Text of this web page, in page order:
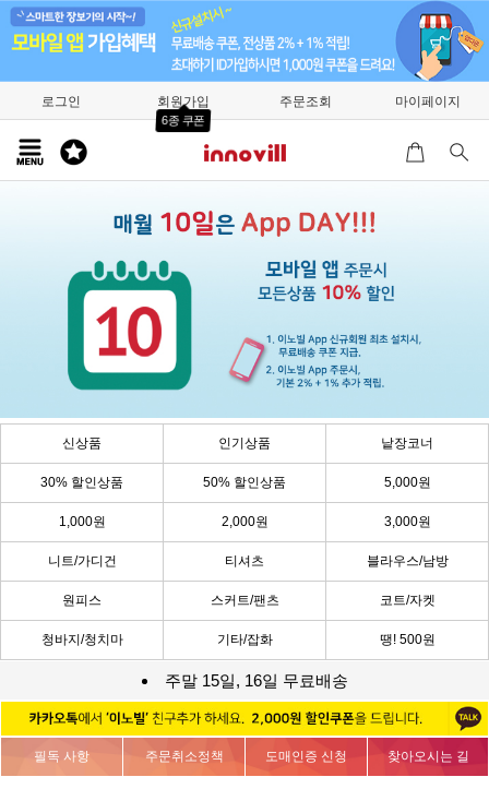
로그인 회원가입
6종 쿠폰
주문조회 마이페이지
신상품 인기상품 낱장코너
30% 할인상품 50% 할인상품 5,000원
1,000원 2,000원 3,000원
니트/가디건 티셔츠 블라우스/남방
원피스 스커트/팬츠 코트/자켓
청바지/청치마 기타/잡화 땡! 500원
주말 15일, 16일 무료배송
필독 사항 주문취소정책 도매인증 신청 찾아오시는 길